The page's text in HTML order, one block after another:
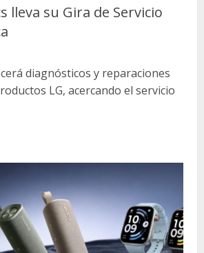
lleva su Gira de Servicio
diagnósticos y reparaciones
LG, acercando el servicio